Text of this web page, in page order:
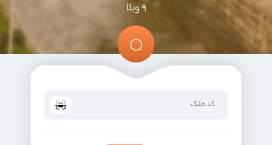
۹ ویلا